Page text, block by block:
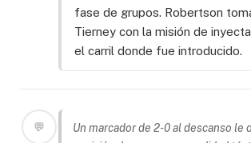
fase de grupos. Robertson
Tierney con la misión de
el carril donde fue introducido.
💬
Un marcador de 2-0 al descanso le